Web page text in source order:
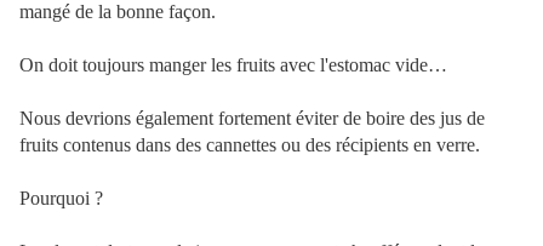
mangé de la bonne façon.
On doit toujours manger les fruits avec l'estomac vide…
Nous devrions également fortement éviter de boire des jus de
fruits contenus dans des cannettes ou des récipients en verre.
Pourquoi ?